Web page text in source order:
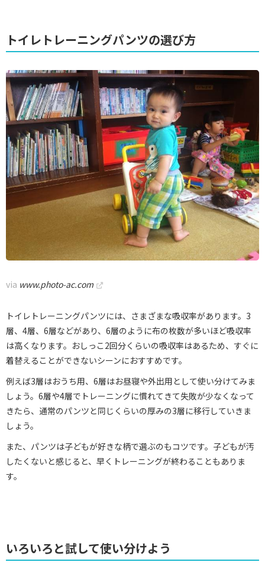
トイレトレーニングパンツの選び方
via www.photo-ac.com
トイレトレーニングパンツには、さまざまな吸収率があります。3
層、4層、6層などがあり、6層のように布の枚数が多いほど吸収率
は高くなります。おしっこ2回分くらいの吸収率はあるため、すぐに
着替えることができないシーンにおすすめです。
例えば3層はおうち用、6層はお昼寝や外出用として使い分けてみま
しょう。6層や4層でトレーニングに慣れてきて失敗が少なくなって
きたら、通常のパンツと同じくらいの厚みの3層に移行していきま
しょう。
また、パンツは子どもが好きな柄で選ぶのもコツです。子どもが汚
したくないと感じると、早くトレーニングが終わることもありま
す。
いろいろと試して使い分けよう